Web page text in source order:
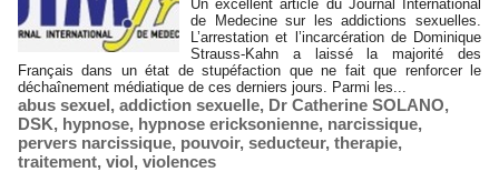
Un excellent article du Journal International
de Medecine sur les addictions sexuelles.
L’arrestation et l’incarcération de Dominique
Strauss-Kahn a laissé la majorité des
Français dans un état de stupéfaction que ne fait que renforcer le
déchaînement médiatique de ces derniers jours. Parmi les...
abus sexuel, addiction sexuelle, Dr Catherine SOLANO,
DSK, hypnose, hypnose ericksonienne, narcissique,
pervers narcissique, pouvoir, seducteur, therapie,
traitement, viol, violences